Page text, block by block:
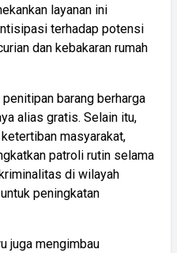
layanan ini
terhadap potensi
dan kebakaran rumah
barang berharga
alias gratis. Selain itu,
masyarakat,
patroli rutin selama
di wilayah
peningkatan
juga mengimbau